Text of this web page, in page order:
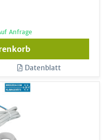
Anfrage
Datenblatt